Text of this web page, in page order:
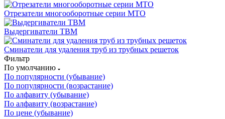
Отрезатели многооборотные серии МТО
Выдергиватели ТВМ
Сминатели для удаления труб из трубных решеток
Фильтр
По умолчанию
По популярности (убывание)
По популярности (возрастание)
По алфавиту (убывание)
По алфавиту (возрастание)
По цене (убывание)